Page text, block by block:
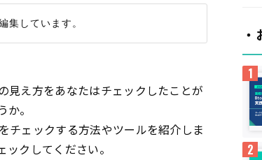
見え方をあなたはチェックしたことが
。
チェックする方法やツールを紹介しま
クしてください。